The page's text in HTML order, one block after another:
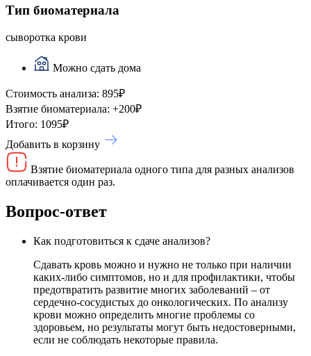
Тип биоматериала
сыворотка крови
Можно сдать дома
Стоимость анализа: 895₽
Взятие биоматериала: +200₽
Итого: 1095₽
Добавить в корзину
Взятие биоматериала одного типа для разных анализов
оплачивается один раз.
Вопрос-ответ
Как подготовиться к сдаче анализов?
Сдавать кровь можно и нужно не только при наличии
каких-либо симптомов, но и для профилактики, чтобы
предотвратить развитие многих заболеваний – от
сердечно-сосудистых до онкологических. По анализу
крови можно определить многие проблемы со
здоровьем, но результаты могут быть недостоверными,
если не соблюдать некоторые правила.